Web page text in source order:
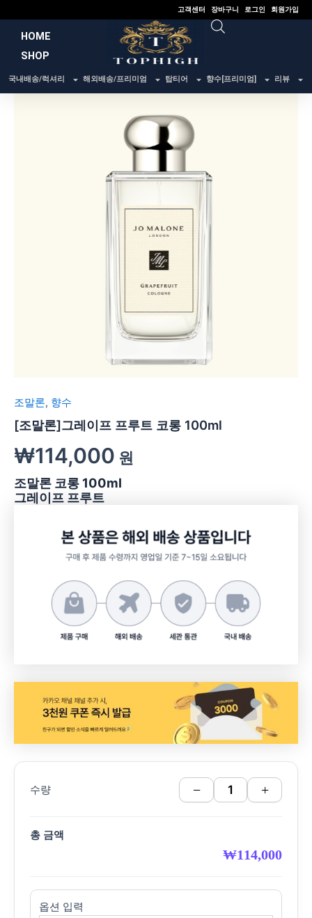
건
너
고객센터 장바구니 로그인 회원가입
HOME
SHOP
국내배송/럭셔리 해외배송/프리미엄 탑티어 향수[프리미엄] 리뷰
조말론, 향수
[조말론]그레이프 프루트 코롱 100ml
₩114,000 원
조말론 코롱 100ml
그레이프 프루트
수량 − +
총 금액
₩114,000
옵션 입력